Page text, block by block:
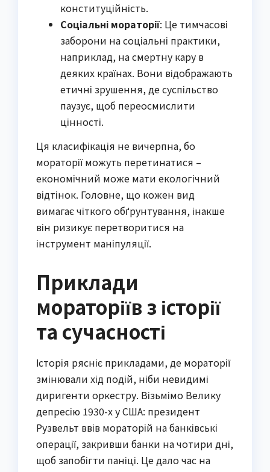
конституційність.
Соціальні мораторії: Це тимчасові
заборони на соціальні практики,
наприклад, на смертну кару в
деяких країнах. Вони відображають
етичні зрушення, де суспільство
паузує, щоб переосмислити
цінності.
Ця класифікація не вичерпна, бо
мораторії можуть перетинатися –
економічний може мати екологічний
відтінок. Головне, що кожен вид
вимагає чіткого обґрунтування, інакше
він ризикує перетворитися на
інструмент маніпуляції.
Приклади
мораторіїв з історії
та сучасності
Історія рясніє прикладами, де мораторії
змінювали хід подій, ніби невидимі
диригенти оркестру. Візьмімо Велику
депресію 1930-х у США: президент
Рузвельт ввів мораторій на банківські
операції, закривши банки на чотири дні,
щоб запобігти паніці. Це дало час на